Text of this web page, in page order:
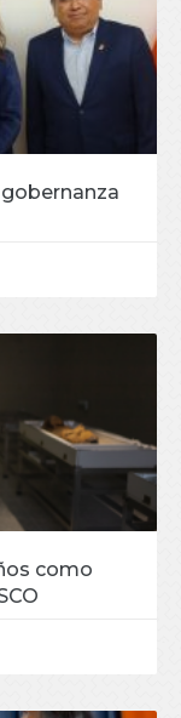
como